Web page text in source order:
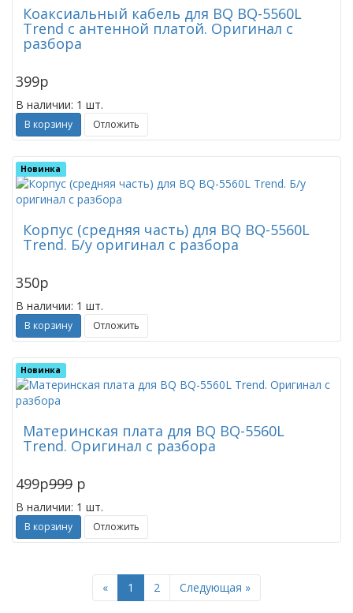
Коаксиальный кабель для BQ BQ-5560L
Trend с антенной платой. Оригинал с
разбора
399p
В наличии: 1 шт.
В корзину Отложить
Новинка
Корпус (средняя часть) для BQ BQ-5560L
Trend. Б/у оригинал с разбора
350p
В наличии: 1 шт.
В корзину Отложить
Новинка
Материнская плата для BQ BQ-5560L
Trend. Оригинал с разбора
499p999 p
В наличии: 1 шт.
В корзину Отложить
«Previous
1 2 Следующая »Next